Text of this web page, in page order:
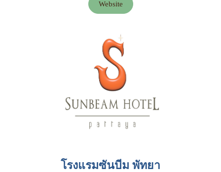
Website
โรงแรมซันบีม พัทยา